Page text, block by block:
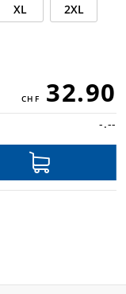
XL 2XL
32.90
-.--